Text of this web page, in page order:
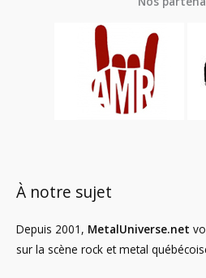
À notre sujet
Depuis 2001, MetalUniverse.net
sur la scène rock et metal